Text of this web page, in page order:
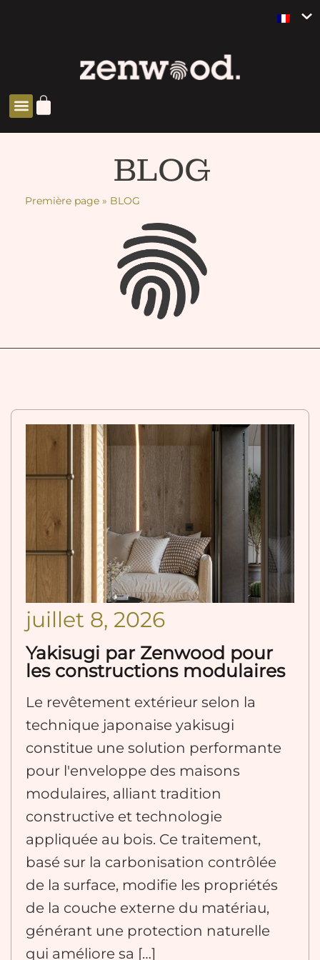
BLOG
Première page » BLOG
juillet 8, 2026
Yakisugi par Zenwood pour
les constructions modulaires
Le revêtement extérieur selon la
technique japonaise yakisugi
constitue une solution performante
pour l'enveloppe des maisons
modulaires, alliant tradition
constructive et technologie
appliquée au bois. Ce traitement,
basé sur la carbonisation contrôlée
de la surface, modifie les propriétés
de la couche externe du matériau,
générant une protection naturelle
qui améliore sa […]